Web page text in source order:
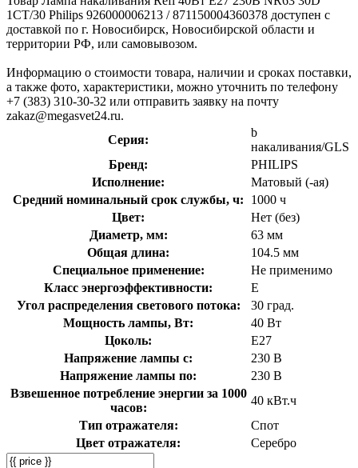
1CT/30 Philips 926000006213 / 871150004360378 доступен с
доставкой по г. Новосибирск, Новосибирской области и
территории РФ, или самовывозом.
Информацию о стоимости товара, наличии и сроках поставки,
а также фото, характеристики, можно уточнить по телефону
+7 (383) 310-30-32 или отправить заявку на почту
zakaz@megasvet24.ru.
Серия:
b
накаливания/GLS
Бренд:
PHILIPS
Исполнение:
Матовый (-ая)
Средний номинальный срок службы, ч:
1000 ч
Цвет:
Нет (без)
Диаметр, мм:
63 мм
Общая длина:
104.5 мм
Специальное применение:
Не применимо
Класс энергоэффективности:
E
Угол распределения светового потока:
30 град.
Мощность лампы, Вт:
40 Вт
Цоколь:
E27
Напряжение лампы с:
230 В
Напряжение лампы по:
230 В
Взвешенное потребление энергии за 1000
часов:
40 кВт.ч
Тип отражателя:
Спот
Цвет отражателя:
Серебро